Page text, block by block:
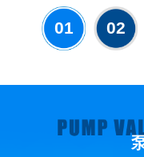
01 02